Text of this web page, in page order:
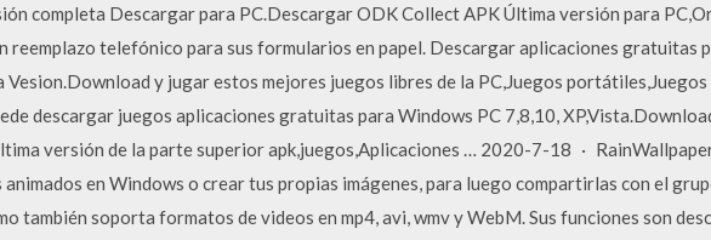
completa Descargar para PC.Descargar ODK Collect APK Última versión para
reemplazo telefónico para sus formularios en papel. Descargar aplicaciones gratuitas
Vesion.Download y jugar estos mejores juegos libres de la PC,Juegos
descargar juegos aplicaciones gratuitas para Windows PC 7,8,10,
versión de la parte superior apk,juegos,Aplicaciones … 2020-7-18 ·
en Windows o crear tus propias imágenes, para luego compartirlas con el
también soporta formatos de videos en mp4, avi, wmv y WebM. Sus funciones son